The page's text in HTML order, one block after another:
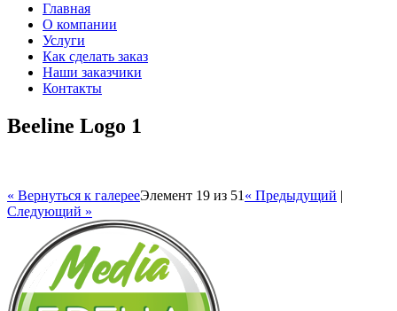
Главная
О компании
Услуги
Как сделать заказ
Наши заказчики
Контакты
Beeline Logo 1
« Вернуться к галерееЭлемент 19 из 51 « Предыдущий |
Следующий »